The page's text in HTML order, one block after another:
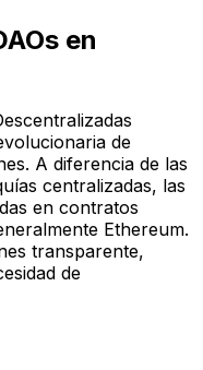
en
de
A diferencia de las
centralizadas, las
en contratos
Ethereum.
transparente,
de